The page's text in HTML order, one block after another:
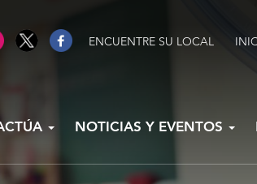
ENCUENTRE SU LOCAL
NOTICIAS Y EVENTOS